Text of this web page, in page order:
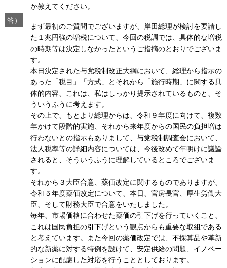
か教えてください。
答）
まず最初のご質問でございますが、岸田総理が検討を要請し
た１兆円強の増税について、今回の税調では、具体的な増税
の時期等は決定しなかったというご指摘のとおりでございま
す。
本日決定された与党税制改正大綱において、総理から指示の
あった「税目」「方式」とそれから「施行時期」に関する具
体的内容、これは、私はしっかり提示されているものと、そ
ういうふうに考えます。
その上で、もとより総理からは、令和９年度に向けて、複数
年かけて段階的実施、それから来年度からの国民の負担増は
行わないとの指示もありまして、与党税制調査会において、
法人税率等の詳細内容については、今後改めて年明けに議論
されると、そういうふうに理解しているところでございま
す。
それから３大臣合意、薬価改定に関するものでありますが、
令和５年度薬価改定について、本日、官房長官、厚生労働大
臣、そして財務大臣で合意をいたしました。
毎年、市場価格に合わせた薬価の引下げを行っていくこと、
これは国民負担の引下げという観点からも重要な取組である
と考えています。また今回の薬価改定では、不採算品や革新
的な新薬に対する特例を設けて、安定供給の問題、イノベー
ションに配慮した対応を行うこととしております。